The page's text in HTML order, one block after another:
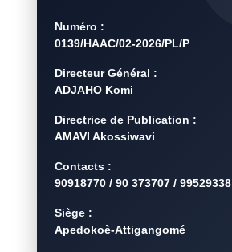
Numéro :
0139/HAAC/02-2026/PL/P
Directeur Général :
ADJAHO Komi
Directrice de Publication :
AMAVI Akossiwavi
Contacts :
90918770 / 90 373707 / 99529338
Siège :
Apedokoè-Attigangomé